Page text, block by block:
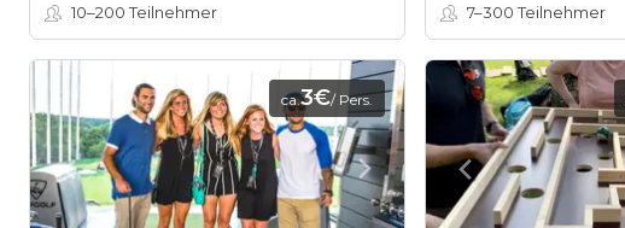
10–200Teilnehmer
7–300Teilnehmer
ca.3€/ Pers.